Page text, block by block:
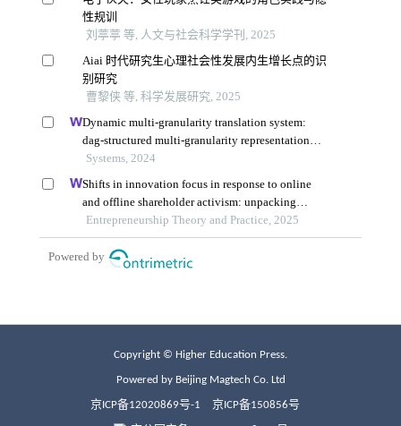
Copyright © Higher Education Press.
Powered by Beijing Magtech Co. Ltd
京ICP备12020869号-1 京ICP备150856号